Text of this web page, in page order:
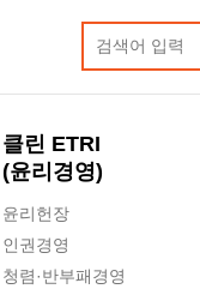
클린 ETRI
(윤리경영)
윤리헌장
인권경영
청렴·반부패경영